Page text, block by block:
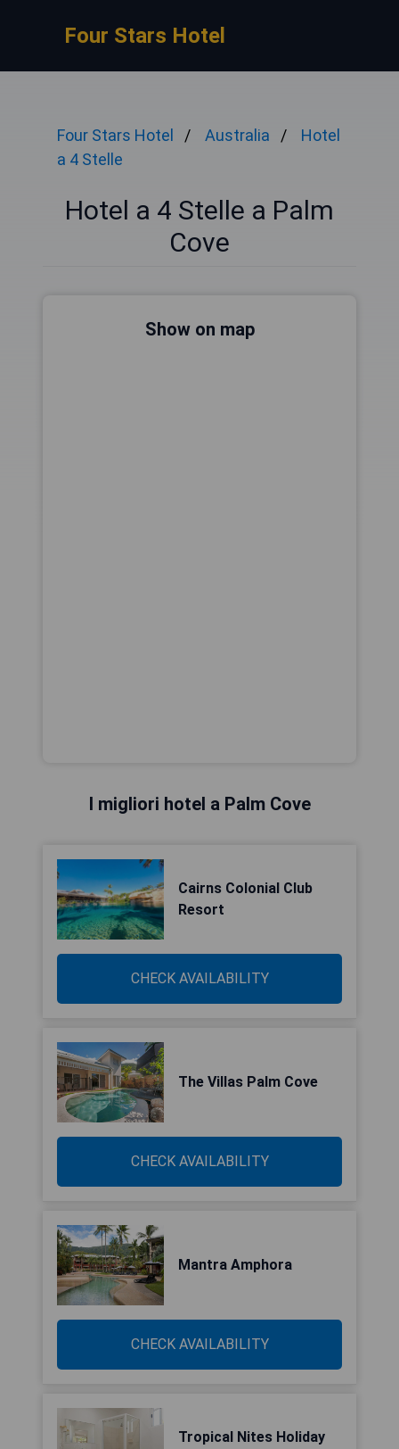
Four Stars Hotel
Four Stars Hotel Australia
Hotel
a 4 Stelle
Hotel a 4 Stelle a Palm
Cove
Show on map
I migliori hotel a Palm Cove
Cairns Colonial Club
Resort
CHECK AVAILABILITY
The Villas Palm Cove
CHECK AVAILABILITY
Mantra Amphora
CHECK AVAILABILITY
Tropical Nites Holiday